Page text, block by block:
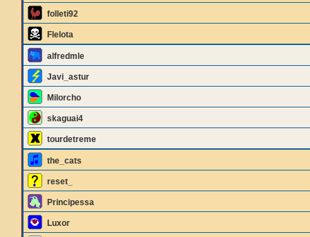
folleti92
Flelota
alfredmle
Javi_astur
Milorcho
skaguai4
tourdetreme
the_cats
reset_
Principessa
Luxor